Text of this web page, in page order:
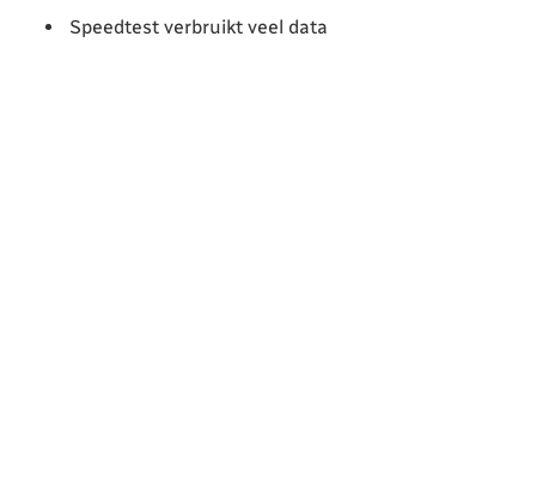
Speedtest verbruikt veel data